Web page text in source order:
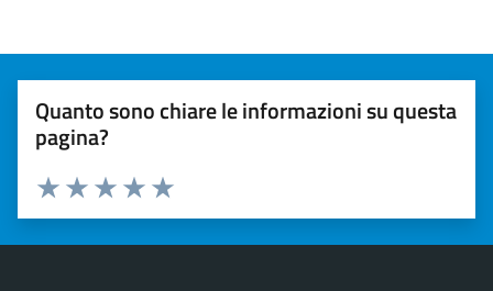
Quanto sono chiare le informazioni su questa
pagina?
Valuta 5 stelle su 5
Valuta 4 stelle su 5
Valuta 3 stelle su 5
Valuta 2 stelle su 5
Valuta 1 stelle su 5